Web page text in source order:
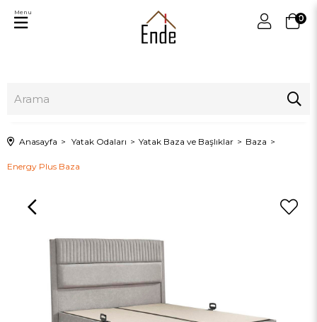
0
Menu
Anasayfa Yatak Odaları Yatak Baza ve Başlıklar Baza
Energy Plus Baza